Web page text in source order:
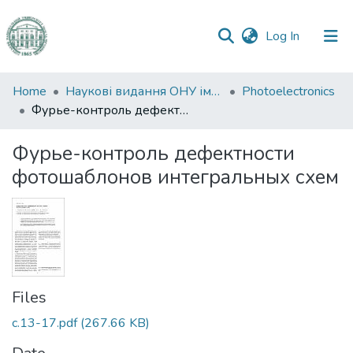
Log In (current)
Communities
&
All of DSpace
Statistics
Home Наукові видання ОНУ імені І. І. Мечникова
Photoelectronics
Фурье-контроль дефектности фотошаблонов интегральных схем
Фурье-контроль дефектности
фотошаблонов интегральных схем
Files
с.13-17.pdf(267.66 KB)